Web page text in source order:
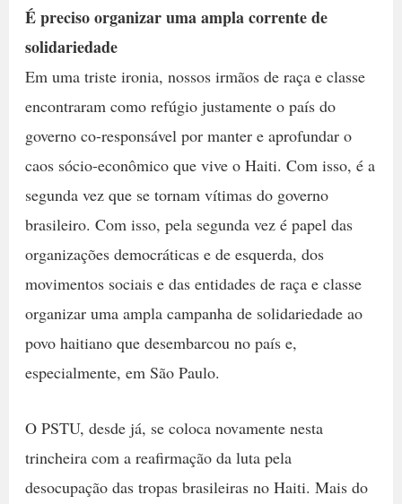
É preciso organizar uma ampla corrente de
solidariedade
Em uma triste ironia, nossos irmãos de raça e classe
encontraram como refúgio justamente o país do
governo co-responsável por manter e aprofundar o
caos sócio-econômico que vive o Haiti. Com isso, é a
segunda vez que se tornam vítimas do governo
brasileiro. Com isso, pela segunda vez é papel das
organizações democráticas e de esquerda, dos
movimentos sociais e das entidades de raça e classe
organizar uma ampla campanha de solidariedade ao
povo haitiano que desembarcou no país e,
especialmente, em São Paulo.
O PSTU, desde já, se coloca novamente nesta
trincheira com a reafirmação da luta pela
desocupação das tropas brasileiras no Haiti. Mais do